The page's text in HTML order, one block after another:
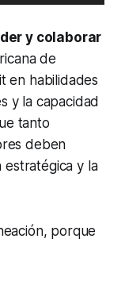
y colaborar
de
en habilidades
y la capacidad
tanto
deben
estratégica y la
porque